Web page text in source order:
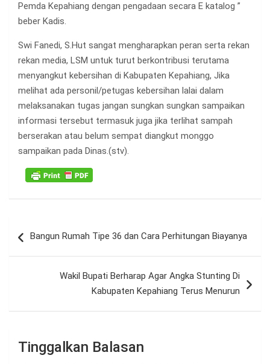
Pemda Kepahiang dengan pengadaan secara E katalog ”
beber Kadis.
Swi Fanedi, S.Hut sangat mengharapkan peran serta rekan
rekan media, LSM untuk turut berkontribusi terutama
menyangkut kebersihan di Kabupaten Kepahiang, Jika
melihat ada personil/petugas kebersihan lalai dalam
melaksanakan tugas jangan sungkan sungkan sampaikan
informasi tersebut termasuk juga jika terlihat sampah
berserakan atau belum sempat diangkut monggo
sampaikan pada Dinas.(stv).
posBangun Rumah Tipe 36 dan Cara Perhitungan Biayanya
Wakil Bupati Berharap Agar Angka Stunting Di
Kabupaten Kepahiang Terus Menurun
Tinggalkan Balasan